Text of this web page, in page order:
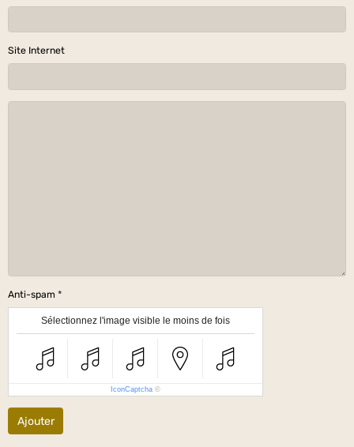
Site Internet
Anti-spam
Sélectionnez l'image visible le moins de fois
IconCaptcha ©
Ajouter